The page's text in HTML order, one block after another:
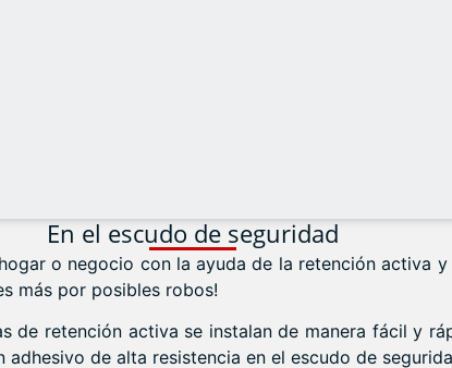
En el escudo de seguridad
o negocio con la ayuda de la retención activa y
más por posibles robos!
de retención activa se instalan de manera fácil y
adhesivo de alta resistencia en el escudo de